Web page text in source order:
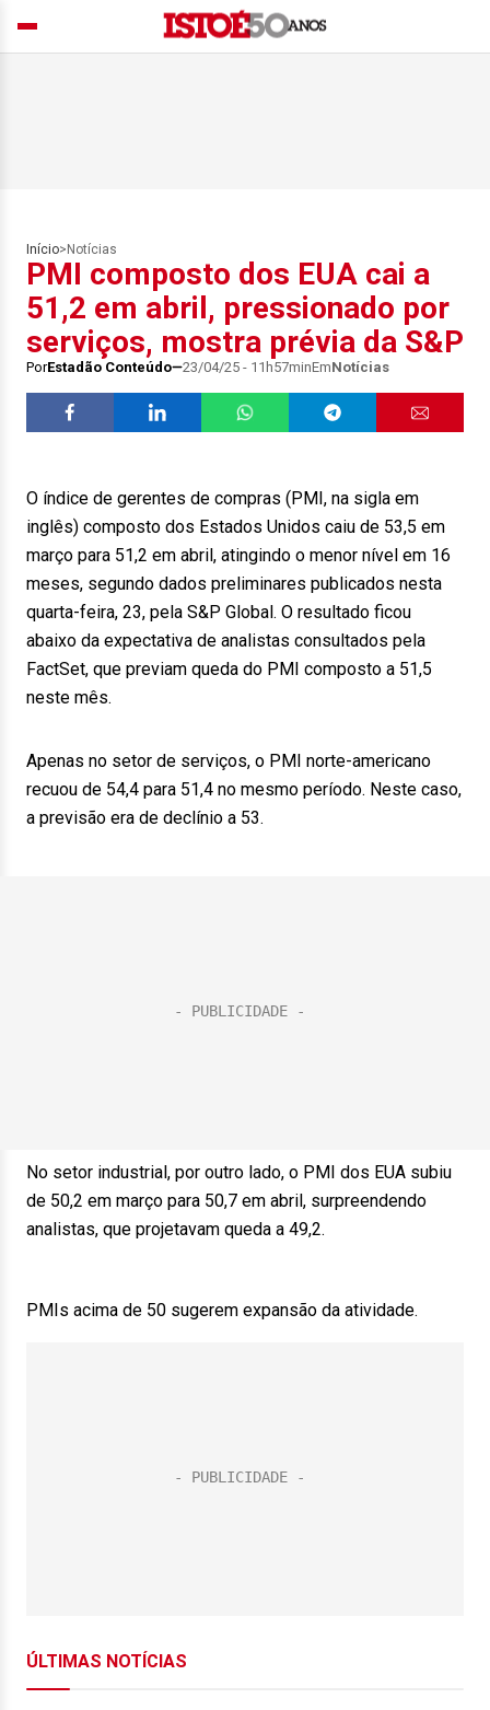
Início> Notícias
PMI composto dos EUA cai a
51,2 em abril, pressionado por
serviços, mostra prévia da S&P
PorEstadão Conteúdo 23/04/25 - 11h57minEmNotícias
O índice de gerentes de compras (PMI, na sigla em
inglês) composto dos Estados Unidos caiu de 53,5 em
março para 51,2 em abril, atingindo o menor nível em 16
meses, segundo dados preliminares publicados nesta
quarta-feira, 23, pela S&P Global. O resultado ficou
abaixo da expectativa de analistas consultados pela
FactSet, que previam queda do PMI composto a 51,5
neste mês.
Apenas no setor de serviços, o PMI norte-americano
recuou de 54,4 para 51,4 no mesmo período. Neste caso,
a previsão era de declínio a 53.
No setor industrial, por outro lado, o PMI dos EUA subiu
de 50,2 em março para 50,7 em abril, surpreendendo
analistas, que projetavam queda a 49,2.
PMIs acima de 50 sugerem expansão da atividade.